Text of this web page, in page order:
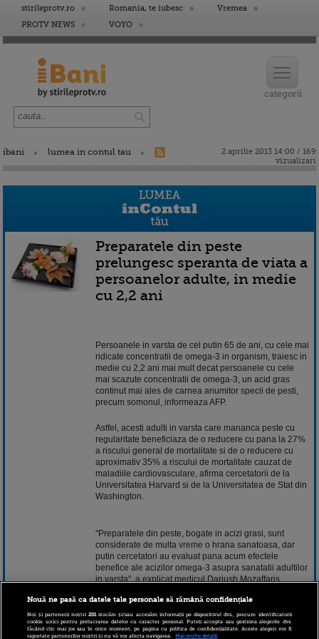
stirileprotv.ro Romania, te iubesc
Vremea
PROTV NEWS
VOYO
ibani lumea in contul tau
2 aprilie 2013 14:00 / 169
vizualizari
Preparatele din peste
prelungesc speranta de viata a
persoanelor adulte, in medie
cu 2,2 ani
Persoanele in varsta de cel putin 65 de ani, cu cele mai
ridicate concentratii de omega-3 in organism, traiesc in
medie cu 2,2 ani mai mult decat persoanele cu cele
mai scazute concentratii de omega-3, un acid gras
continut mai ales de carnea anumitor specii de pesti,
precum somonul, informeaza AFP.
Astfel, acesti adulti in varsta care mananca peste cu
regularitate beneficiaza de o reducere cu pana la 27%
a riscului general de mortalitate si de o reducere cu
aproximativ 35% a riscului de mortalitate cauzat de
maladiile cardiovasculare, afirma cercetatorii de la
Universitatea Harvard si de la Universitatea de Stat din
Washington.
"Preparatele din peste, bogate in acizi grasi, sunt
considerate de multa vreme o hrana sanatoasa, dar
putin cercetatori au evaluat pana acum efectele
benefice ale acizilor omega-3 asupra sanatatii adultilor
in varsta", a explicat medicul Dariush Mozaffaris,
coautor al studiului.
Nouă ne pasă ca datele tale personale să rămână confidențiale
Noi și partenerii noștri201stocăm și/sau accesăm informații pe dispozitivul dvs., precum identificatorii
cookie unici pentru prelucrarea datelor cu caracter personal. Puteți accepta sau gestiona alegerile dvs.
făcând clic mai jos sau în orice moment, pe pagina cu politica de confidențialitate. Aceste alegeri vor fi
raportate partenerilor noștri și nu vă vor afecta navigarea.
Mai multe detalii